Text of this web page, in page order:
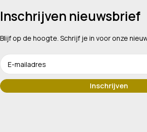
Inschrijven nieuwsbrief
Blijf op de hoogte. Schrijf je in voor onze